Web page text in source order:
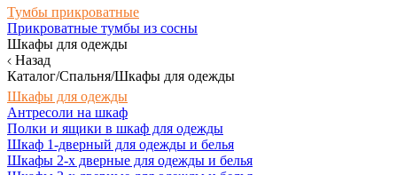
Тумбы прикроватные
Прикроватные тумбы из сосны
Шкафы для одежды
Назад
Каталог/Спальня/Шкафы для одежды
Шкафы для одежды
Антресоли на шкаф
Полки и ящики в шкаф для одежды
Шкаф 1-дверный для одежды и белья
Шкафы 2-х дверные для одежды и белья